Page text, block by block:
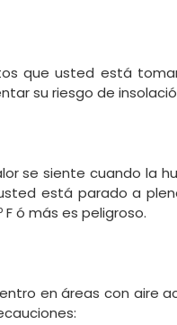
que usted está
su riesgo de
se siente cuando la
está parado a
ó más es peligroso.
en áreas con aire